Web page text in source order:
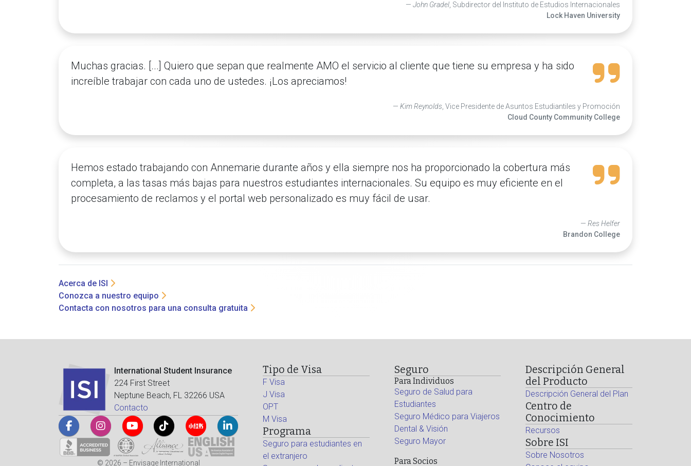
John Gradel , Subdirector del Instituto de Estudios Internacionales
Lock Haven University
Muchas gracias. [...] Quiero que sepan que realmente AMO el servicio al cliente que tiene su empresa y ha sido
increíble trabajar con cada uno de ustedes. ¡Los apreciamos!
Kim Reynolds , Vice Presidente de Asuntos Estudiantiles y Promoción
Cloud County Community College
Hemos estado trabajando con Annemarie durante años y ella siempre nos ha proporcionado la cobertura más
completa, a las tasas más bajas para nuestros estudiantes internacionales. Su equipo es muy eficiente en el
procesamiento de reclamos y el portal web personalizado es muy fácil de usar.
Res Helfer
Brandon College
Acerca de ISI
Conozca a nuestro equipo
Contacta con nosotros para una consulta gratuita
International Student Insurance
224 First Street
Neptune Beach, FL 32266 USA
Contacto
© 2026 – Envisage International
Tipo de Visa
F Visa
J Visa
OPT
M Visa
Programa
Seguro para estudiantes en
el extranjero
Seguro
Para Individuos
Seguro de Salud para
Estudiantes
Seguro Médico para Viajeros
Dental & Visión
Seguro Mayor
Para Socios
Descripción General
del Producto
Descripción General del Plan
Centro de
Conocimiento
Recursos
Sobre ISI
Sobre Nosotros